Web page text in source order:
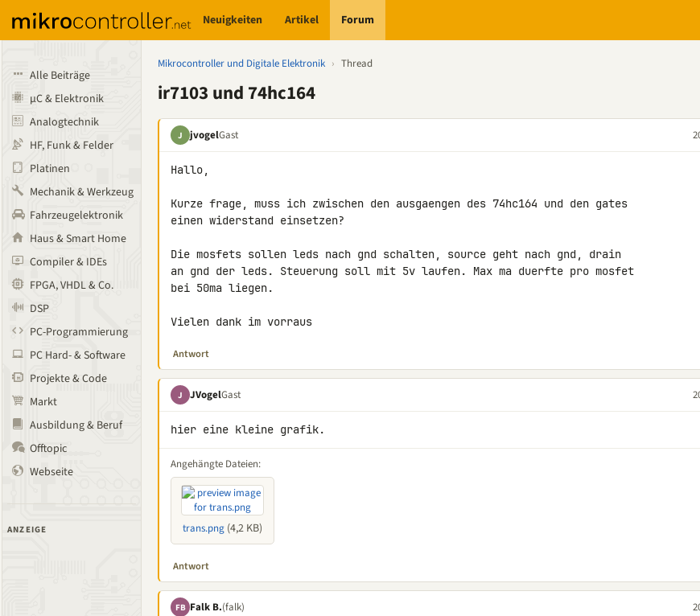
Neuigkeiten Artikel Forum
Alle Beiträge
µC & Elektronik
Analogtechnik
HF, Funk & Felder
Platinen
Mechanik & Werkzeug
Fahrzeugelektronik
Haus & Smart Home
Compiler & IDEs
FPGA, VHDL & Co.
DSP
PC-Programmierung
PC Hard- & Software
Projekte & Code
Markt
Ausbildung & Beruf
Offtopic
Webseite
ANZEIGE
Mikrocontroller und Digitale Elektronik › Thread
ir7103 und 74hc164
J jvogelGast
Hallo,
Kurze frage, muss ich zwischen den ausgaengen des 74hc164 und den gates
einen widerstand einsetzen?
Die mosfets sollen leds nach gnd schalten, source geht nach gnd, drain
an gnd der leds. Steuerung soll mit 5v laufen. Max ma duerfte pro mosfet
bei 50ma liegen.
Vielen dank im vorraus
Antwort
J JVogelGast
hier eine kleine grafik.
Angehängte Dateien:
trans.png (4,2 KB)
Antwort
FB Falk B.(falk)